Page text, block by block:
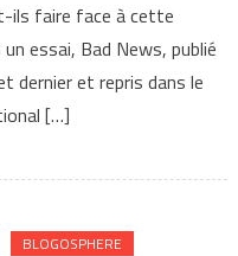
ils faire face à cette
essai, Bad News, publié
dernier et repris dans le
[…]
BLOGOSPHERE